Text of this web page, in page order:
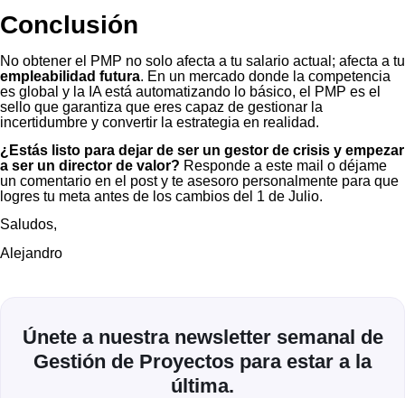
Conclusión
No obtener el PMP no solo afecta a tu salario actual; afecta a tu
empleabilidad futura. En un mercado donde la competencia
es global y la IA está automatizando lo básico, el PMP es el
sello que garantiza que eres capaz de gestionar la
incertidumbre y convertir la estrategia en realidad.
¿Estás listo para dejar de ser un gestor de crisis y empezar
a ser un director de valor? Responde a este mail o déjame
un comentario en el post y te asesoro personalmente para que
logres tu meta antes de los cambios del 1 de Julio.
Saludos,
Alejandro
Únete a nuestra newsletter semanal de
Gestión de Proyectos para estar a la
última.